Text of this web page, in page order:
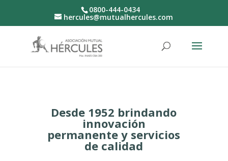
0800-444-0434
hercules@mutualhercules.com
Desde 1952 brindando
innovación
permanente y servicios
de calidad